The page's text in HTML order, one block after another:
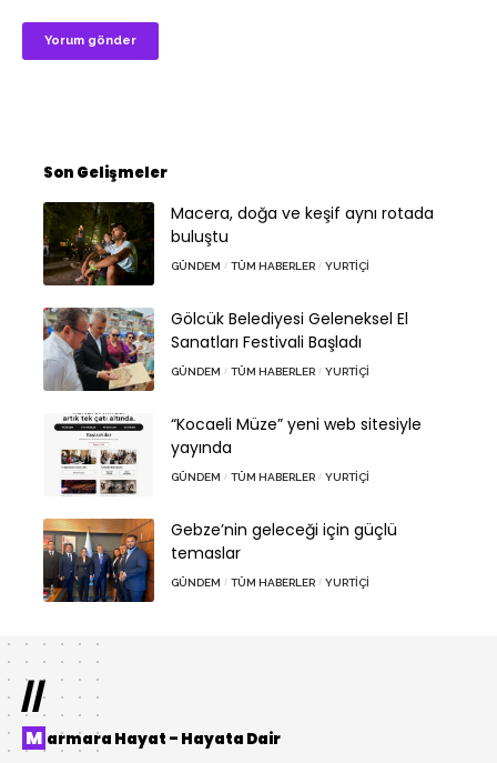
Son Gelişmeler
Macera, doğa ve keşif aynı rotada
buluştu
GÜNDEM TÜM HABERLER YURTIÇI
Gölcük Belediyesi Geleneksel El
Sanatları Festivali Başladı
GÜNDEM TÜM HABERLER YURTIÇI
“Kocaeli Müze” yeni web sitesiyle
yayında
GÜNDEM TÜM HABERLER YURTIÇI
Gebze’nin geleceği için güçlü
temaslar
GÜNDEM TÜM HABERLER YURTIÇI
//
Marmara Hayat – Hayata Dair